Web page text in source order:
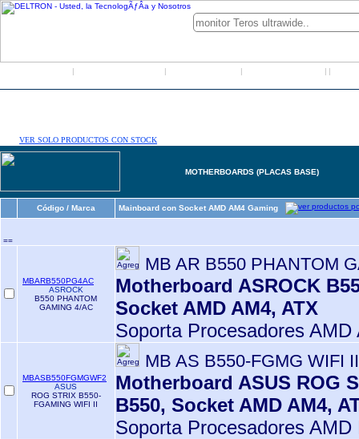
| | | | |
VER SOLO PRODUCTOS CON STOCK
MOTHERBOARDS (PLACAS BASE)
Código / Marca Mainboard con Socket AMD AM4 Gaming
==
MBARB550PG4AC
ASROCK
B550 PHANTOM
GAMING 4/AC
MB AR B550 PHANTOM
Motherboard ASROCK
Socket AMD AM4, ATX
Soporta Procesadores
MBASB550FGMGWF2
ASUS
ROG STRIX B550-
FGAMING WIFI II
MB AS B550-FGMG WIFI
Motherboard ASUS ROG
B550, Socket AMD AM4,
Soporta Procesadores